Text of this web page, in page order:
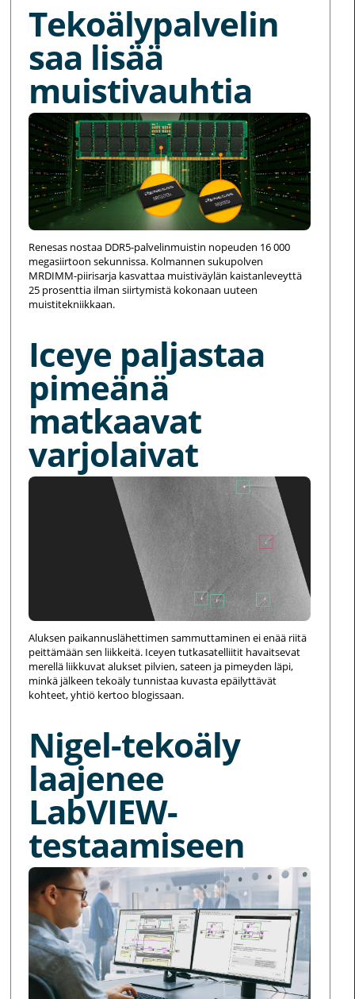
Tekoälypalvelin
saa lisää
muistivauhtia
Renesas nostaa DDR5-palvelinmuistin nopeuden 16 000
megasiirtoon sekunnissa. Kolmannen sukupolven
MRDIMM-piirisarja kasvattaa muistiväylän kaistanleveyttä
25 prosenttia ilman siirtymistä kokonaan uuteen
muistitekniikkaan.
Iceye paljastaa
pimeänä
matkaavat
varjolaivat
Aluksen paikannuslähettimen sammuttaminen ei enää riitä
peittämään sen liikkeitä. Iceyen tutkasatelliitit havaitsevat
merellä liikkuvat alukset pilvien, sateen ja pimeyden läpi,
minkä jälkeen tekoäly tunnistaa kuvasta epäilyttävät
kohteet, yhtiö kertoo blogissaan.
Nigel-tekoäly
laajenee
LabVIEW-
testaamiseen